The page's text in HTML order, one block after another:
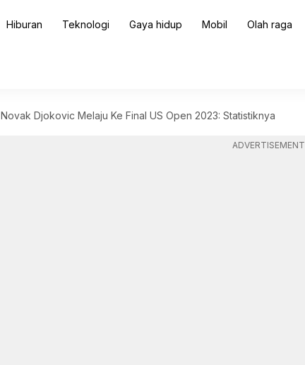
Hiburan Teknologi Gaya hidup Mobil Olah raga
Novak Djokovic Melaju Ke Final US Open 2023: Statistiknya
ADVERTISEMENT